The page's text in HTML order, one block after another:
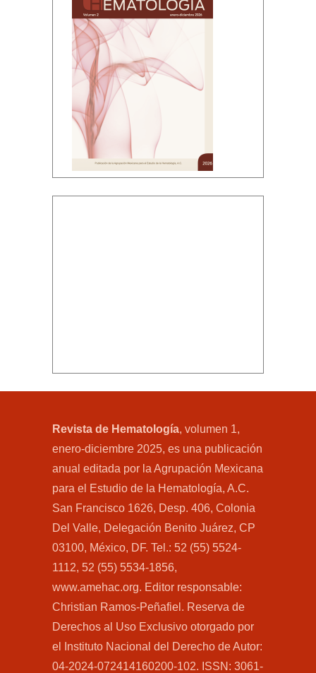
Revista de Hematología, volumen 1,
enero-diciembre 2025, es una publicación
anual editada por la Agrupación Mexicana
para el Estudio de la Hematología, A.C.
San Francisco 1626, Desp. 406, Colonia
Del Valle, Delegación Benito Juárez, CP
03100, México, DF. Tel.: 52 (55) 5524-
1112, 52 (55) 5534-1856,
www.amehac.org. Editor responsable:
Christian Ramos-Peñafiel. Reserva de
Derechos al Uso Exclusivo otorgado por
el Instituto Nacional del Derecho de Autor:
04-2024-072414160200-102. ISSN: 3061-